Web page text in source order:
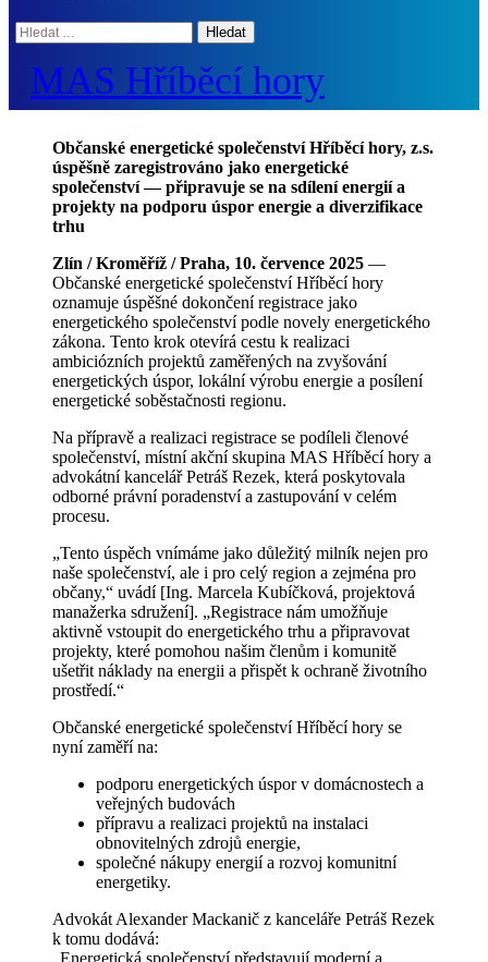
Hledat:
MAS Hříběcí hory
Občanské energetické společenství Hříběcí hory, z.s.
úspěšně zaregistrováno jako energetické
společenství — připravuje se na sdílení energií a
projekty na podporu úspor energie a diverzifikace
trhu
Zlín / Kroměříž / Praha, 10. července 2025 —
Občanské energetické společenství Hříběcí hory
oznamuje úspěšné dokončení registrace jako
energetického společenství podle novely energetického
zákona. Tento krok otevírá cestu k realizaci
ambiciózních projektů zaměřených na zvyšování
energetických úspor, lokální výrobu energie a posílení
energetické soběstačnosti regionu.
Na přípravě a realizaci registrace se podíleli členové
společenství, místní akční skupina MAS Hříběcí hory a
advokátní kancelář Petráš Rezek, která poskytovala
odborné právní poradenství a zastupování v celém
procesu.
„Tento úspěch vnímáme jako důležitý milník nejen pro
naše společenství, ale i pro celý region a zejména pro
občany,“ uvádí [Ing. Marcela Kubíčková, projektová
manažerka sdružení]. „Registrace nám umožňuje
aktivně vstoupit do energetického trhu a připravovat
projekty, které pomohou našim členům i komunitě
ušetřit náklady na energii a přispět k ochraně životního
prostředí.“
Občanské energetické společenství Hříběcí hory se
nyní zaměří na:
podporu energetických úspor v domácnostech a
veřejných budovách
přípravu a realizaci projektů na instalaci
obnovitelných zdrojů energie,
společné nákupy energií a rozvoj komunitní
energetiky.
Advokát Alexander Mackanič z kanceláře Petráš Rezek
k tomu dodává:
„Energetická společenství představují moderní a